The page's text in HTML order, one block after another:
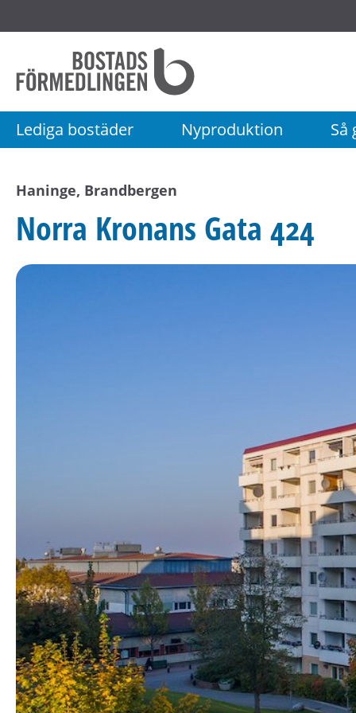
Startsida
Bostadsförmedlingen
Stockholm
AB
Lediga bostäder Nyproduktion Så
Haninge, Brandbergen
Norra Kronans Gata 424